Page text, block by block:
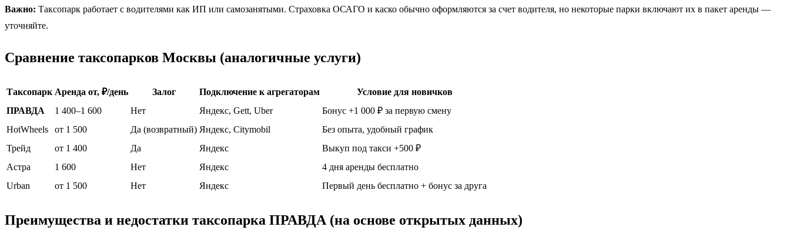
Важно: Таксопарк работает с водителями как ИП или самозанятыми. Страховка ОСАГО и каско обычно оформляются за счет водителя, но некоторые парки включают их в пакет аренды —
уточняйте.
Сравнение таксопарков Москвы (аналогичные услуги)
Таксопарк Аренда от, ₽/день Залог Подключение к агрегаторам
Условие для новичков
ПРАВДА
1 400–1 600 Нет Яндекс, Gett, Uber
Бонус +1 000 ₽ за первую смену
HotWheels
от 1 500 Да (возвратный) Яндекс, Citymobil
Без опыта, удобный график
Трейд
от 1 400 Да Яндекс
Выкуп под такси +500 ₽
Астра
1 600 Нет Яндекс
4 дня аренды бесплатно
Urban
от 1 500 Нет Яндекс Первый день бесплатно + бонус за друга
Преимущества и недостатки таксопарка ПРАВДА (на основе открытых данных)